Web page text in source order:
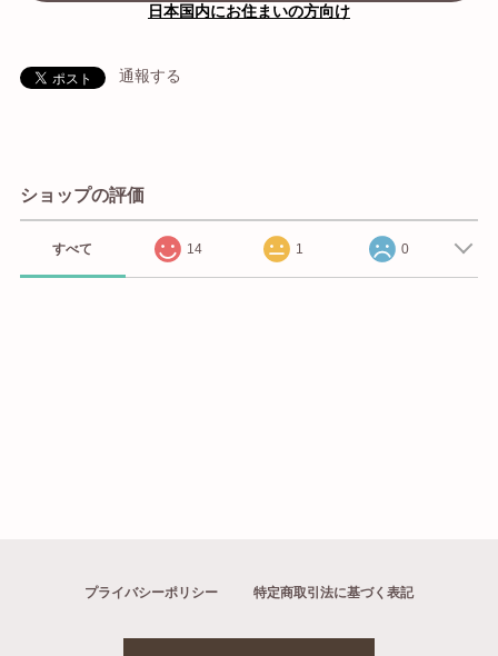
日本国内にお住まいの方向け
通報する
ショップの評価
すべて 14 1 0
プライバシーポリシー 特定商取引法に基づく表記